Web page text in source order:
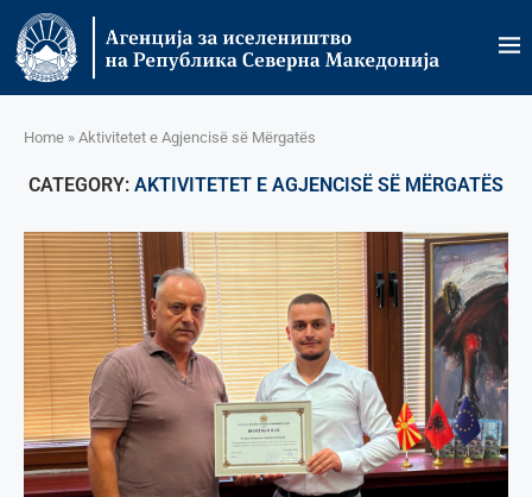
Home » Aktivitetet e Agjencisë së Мërgatës
CATEGORY: AKTIVITETET E AGJENCISË SË МËRGATËS